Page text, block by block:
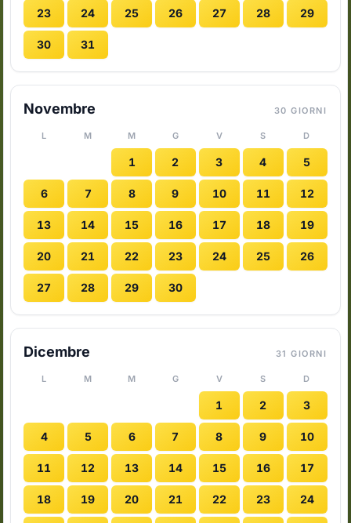
23 24 25 26 27 28 29
30 31
Novembre 30 GIORNI
L M M G V S D
1 2 3 4 5
6 7 8 9 10 11 12
13 14 15 16 17 18 19
20 21 22 23 24 25 26
27 28 29 30
Dicembre 31 GIORNI
L M M G V S D
1 2 3
4 5 6 7 8 9 10
11 12 13 14 15 16 17
18 19 20 21 22 23 24